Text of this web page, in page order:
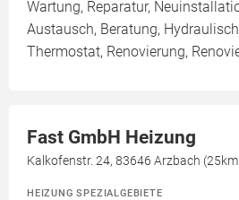
Wartung, Reparatur,
Austausch, Beratung,
Thermostat, Renovierung,
Fast GmbH Heizung
Kalkofenstr. 24, 83646 Arzbach
HEIZUNG SPEZIALGEBIETE